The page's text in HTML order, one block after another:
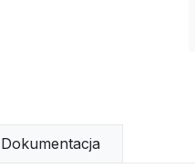
Dokumentacja